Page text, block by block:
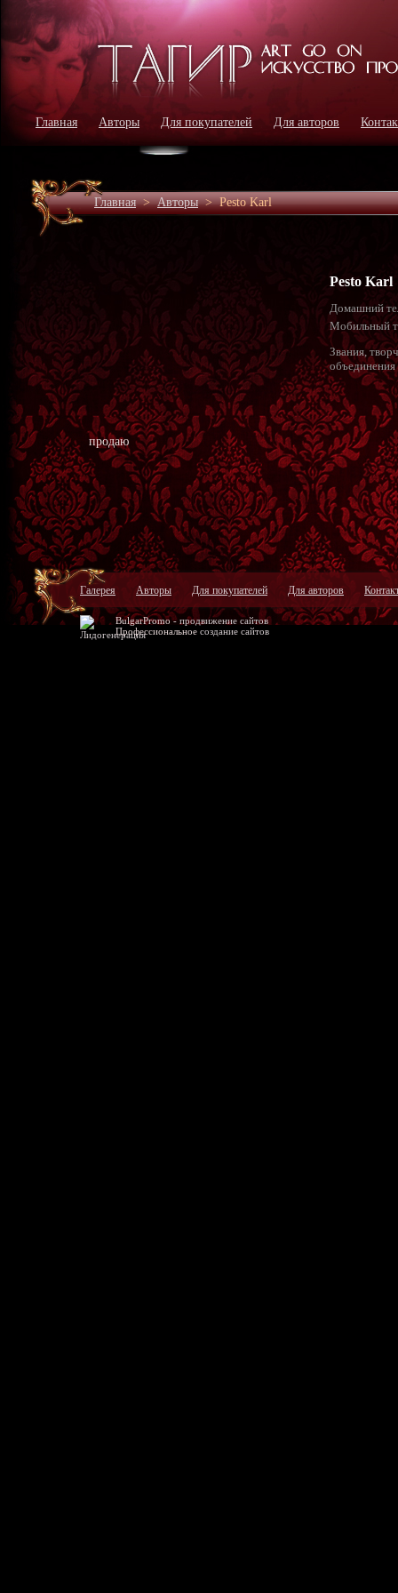
Главная Авторы Для покупателей Для авторов
Главная>Авторы>Pesto Karl
Pesto Karl
Домашний
Мобильный
Звания,
объединения
продаю
Галерея Авторы Для покупателей Для авторов
BulgarPromo - продвижение сайтов
Профессиональное создание сайтов